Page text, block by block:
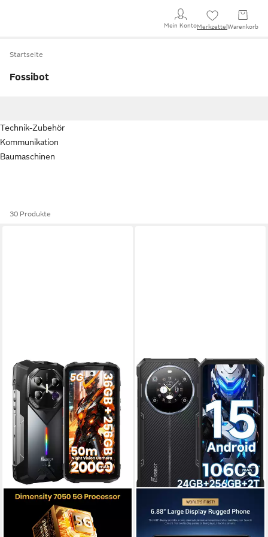
Mein KontoMerkzettel Warenkorb
Startseite
Fossibot
Technik-Zubehör
Kommunikation
Baumaschinen
30 Produkte